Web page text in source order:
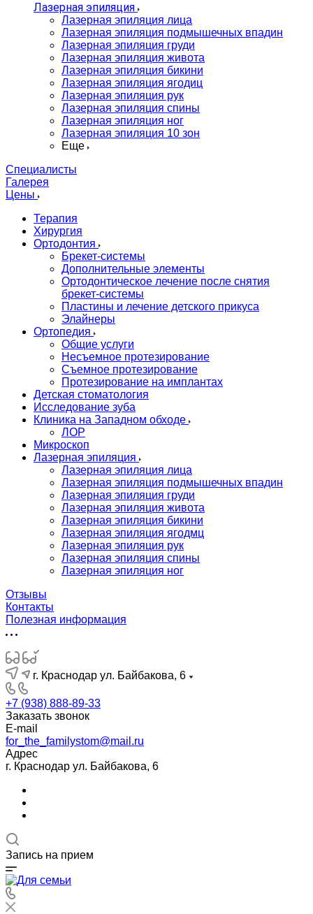
Лазерная эпиляция
Лазерная эпиляция лица
Лазерная эпиляция подмышечных впадин
Лазерная эпиляция груди
Лазерная эпиляция живота
Лазерная эпиляция бикини
Лазерная эпиляция ягодиц
Лазерная эпиляция рук
Лазерная эпиляция спины
Лазерная эпиляция ног
Лазерная эпиляция 10 зон
Еще
Специалисты
Галерея
Цены
Терапия
Хирургия
Ортодонтия
Брекет-системы
Дополнительные элементы
Ортодонтическое лечение после снятия
брекет-системы
Пластины и лечение детского прикуса
Элайнеры
Ортопедия
Общие услуги
Несъемное протезирование
Съемное протезирование
Протезирование на имплантах
Детская стоматология
Исследование зуба
Клиника на Западном обходе
ЛОР
Микроскоп
Лазерная эпиляция
Лазерная эпиляция лица
Лазерная эпиляция подмышечных впадин
Лазерная эпиляция груди
Лазерная эпиляция живота
Лазерная эпиляция бикини
Лазерная эпиляция ягодмц
Лазерная эпиляция рук
Лазерная эпиляция спины
Лазерная эпиляция ног
Отзывы
Контакты
Полезная информация
г. Краснодар ул. Байбакова, 6
+7 (938) 888-89-33
Заказать звонок
E-mail
for_the_familystom@mail.ru
Адрес
г. Краснодар ул. Байбакова, 6
Запись на прием